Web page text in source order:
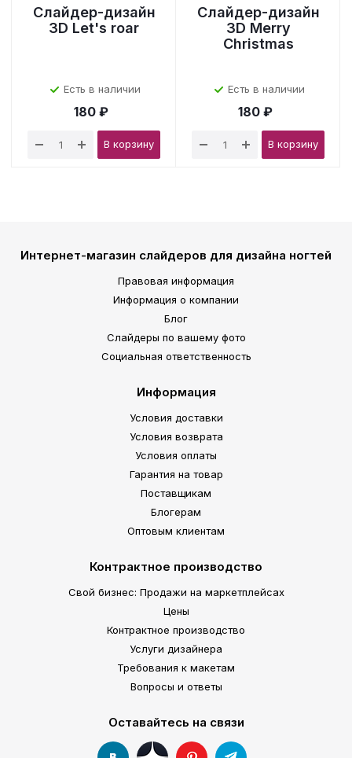
Слайдер-дизайн
3D Let's roar
Есть в наличии
180 ₽
В корзину
Слайдер-дизайн
3D Merry
Christmas
Есть в наличии
180 ₽
В корзину
Интернет-магазин слайдеров для дизайна ногтей
Правовая информация
Информация о компании
Блог
Слайдеры по вашему фото
Социальная ответственность
Информация
Условия доставки
Условия возврата
Условия оплаты
Гарантия на товар
Поставщикам
Блогерам
Оптовым клиентам
Контрактное производство
Свой бизнес: Продажи на маркетплейсах
Цены
Контрактное производство
Услуги дизайнера
Требования к макетам
Вопросы и ответы
Оставайтесь на связи